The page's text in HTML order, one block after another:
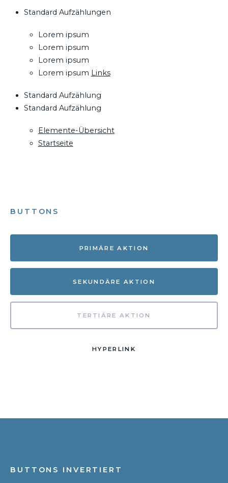
Standard Aufzählungen
Lorem ipsum
Lorem ipsum
Lorem ipsum
Lorem ipsum Links
Standard Aufzählung
Standard Aufzählung
Elemente-Übersicht
Startseite
BUTTONS
PRIMÄRE AKTION
SEKUNDÄRE AKTION
TERTIÄRE AKTION
HYPERLINK
BUTTONS INVERTIERT